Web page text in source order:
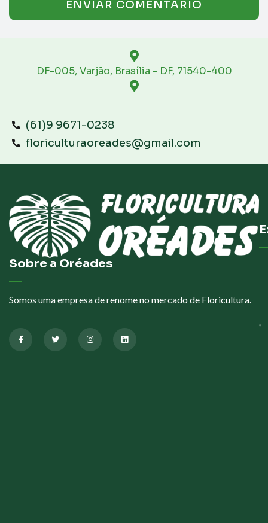
DF-005, Varjão, Brasília - DF, 71540-400
(61)9 9671-0238
floriculturaoreades@gmail.com
Sobre a Oréades
Somos uma empresa de renome no mercado de Floricultura.